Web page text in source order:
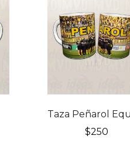
Taza Peñarol
$250